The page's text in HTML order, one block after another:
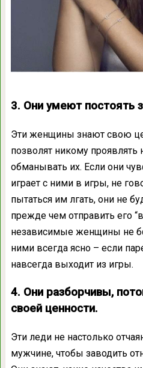
3. Они умеют постоять
Эти женщины знают свою
позволят никому проявлять
обманывать их. Если они
играет с ними в игры, не
пытаться им лгать, они не
прежде чем отправить его
независимые женщины не
ними всегда ясно – если
навсегда выходит из игры.
4. Они разборчивы,
своей ценности.
Эти леди не настолько
мужчине, чтобы заводить